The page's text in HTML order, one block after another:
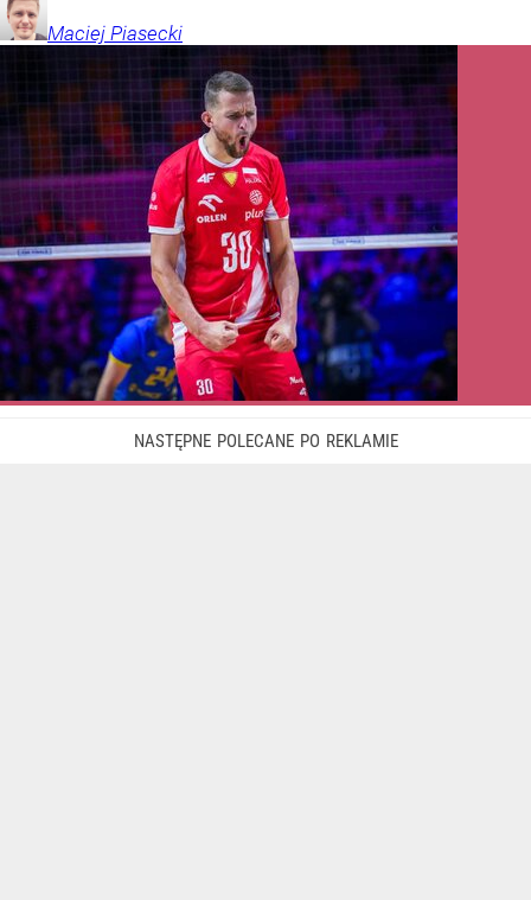
Maciej Piasecki